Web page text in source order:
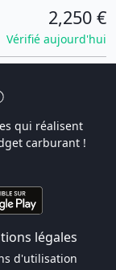
2,250 €
Vérifié aujourd'hui
qui réalisent
carburant !
légales
d'utilisation